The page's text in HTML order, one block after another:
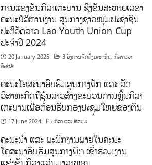
ການແຂ່ງຂັນກິລາເຕະບານ ຊິງຂັນສະຫາຍເລຂາ
ຄະນະບໍລິຫານງານ ສູນກາງຊາວໜຸ່ມປະຊາຊົນ
ປະຕິວັດລາວ Lao Youth Union Cup
ປະຈຳປີ 2024
20 January 2025 3 ອົງການຈັດຕັ້ງມະຫາຊົນ ,ກິລາ ແລະ
ສິລະປະ
ຄະນະໂຄສະນາອົບຮົມສູນກາງພັກ ແລະ ລັດ
ວິສາຫະກິດຖືຮຸ້ນລາວສ້າງຂະບວນການຫຼີ້ນກິລາ
ເຕະບານເພື່ອຕ້ອນຮັບກອງປະຊຸມໃຫຍ່ຂອງຕົນ
17 June 2024 ກິລາ ແລະ ສິລະປະ
ຄະນະນຳ ແລະ ພະນັກງານພາຍໃນຄະນະ
ໂຄສະນາອົບຮົມສູນກາງພັກ ເຂົ້າຮ່ວມງານ
ແຂ່ງຂັນກິລາແລ່ນມາລາທອນ